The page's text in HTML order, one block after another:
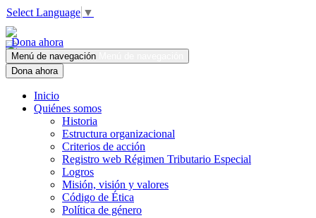
Select Language ▼
Dona ahora
Menú de navegación
Dona ahora
Inicio
Quiénes somos
Historia
Estructura organizacional
Criterios de acción
Registro web Régimen Tributario Especial
Logros
Misión, visión y valores
Código de Ética
Política de género